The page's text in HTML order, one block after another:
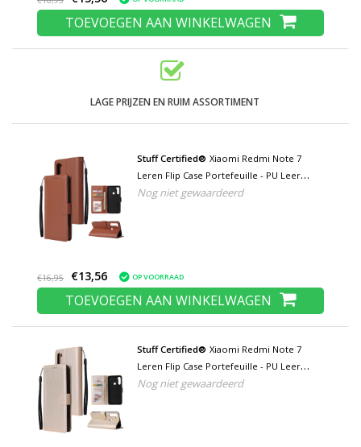
TOEVOEGEN AAN WINKELWAGEN
LAGE PRIJZEN EN RUIM ASSORTIMENT
Stuff Certified® Xiaomi Redmi Note 7
Leren Flip Case Portefeuille - PU Leer
Wallet Cover Cas Hoesje Bruin
Nog niet gewaardeerd
€16,95 €13,56 OP VOORRAAD
TOEVOEGEN AAN WINKELWAGEN
Stuff Certified® Xiaomi Redmi Note 7
Leren Flip Case Portefeuille - PU Leer
Wallet Cover Cas Hoesje Goud
Nog niet gewaardeerd